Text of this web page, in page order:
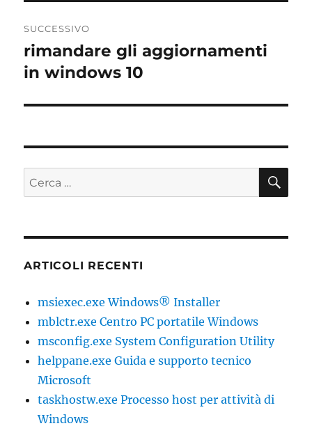
SUCCESSIVO
Articolo
successivo:
rimandare gli aggiornamenti
in windows 10
Cerca:
ARTICOLI RECENTI
msiexec.exe Windows® Installer
mblctr.exe Centro PC portatile Windows
msconfig.exe System Configuration Utility
helppane.exe Guida e supporto tecnico
Microsoft
taskhostw.exe Processo host per attività di
Windows